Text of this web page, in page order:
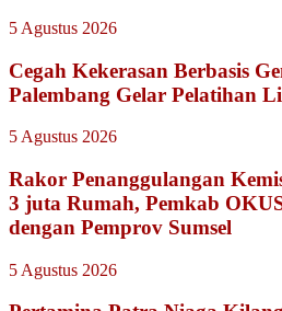
5 Agustus 2026
Cegah Kekerasan Berbasis
Palembang Gelar Pelatihan
5 Agustus 2026
Rakor Penanggulangan
3 juta Rumah, Pemkab
dengan Pemprov Sumsel
5 Agustus 2026